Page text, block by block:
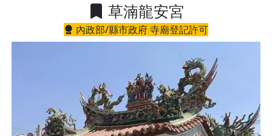
草湳龍安宮
內政部/縣市政府 寺廟登記許可